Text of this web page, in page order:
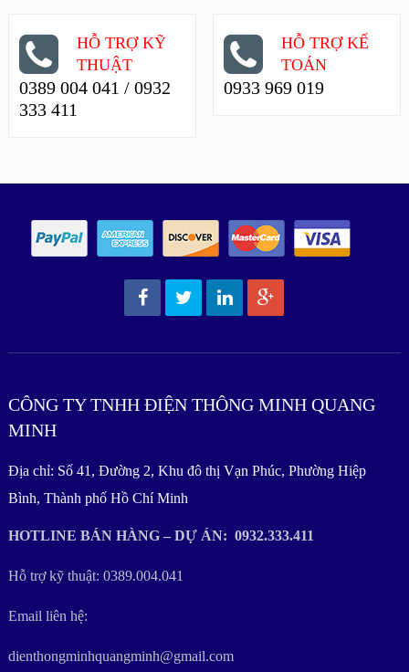
HỖ TRỢ KỸ
THUẬT
0389 004 041 / 0932
333 411
HỖ TRỢ KẾ
TOÁN
0933 969 019
CÔNG TY TNHH ĐIỆN THÔNG MINH QUANG
MINH
Địa chỉ: Số 41, Đường 2, Khu đô thị Vạn Phúc, Phường Hiệp
Bình, Thành phố Hồ Chí Minh
HOTLINE BÁN HÀNG – DỰ ÁN: 0932.333.411
Hỗ trợ kỹ thuật: 0389.004.041
Email liên hệ:
dienthongminhquangminh@gmail.com